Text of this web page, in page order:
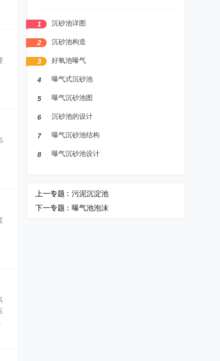
1 沉砂池详图
2 沉砂池构造
3 好氧池曝气
4 曝气式沉砂池
5 曝气沉砂池图
6 沉砂池的设计
7 曝气沉砂池结构
8 曝气沉砂池设计
上一专题 : 污泥沉淀池
下一专题 : 曝气池泡沫